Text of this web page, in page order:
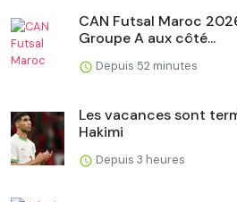
CAN Futsal Maroc
Groupe A aux côté...
Depuis 52 minutes
Les vacances sont
Hakimi
Depuis 3 heures